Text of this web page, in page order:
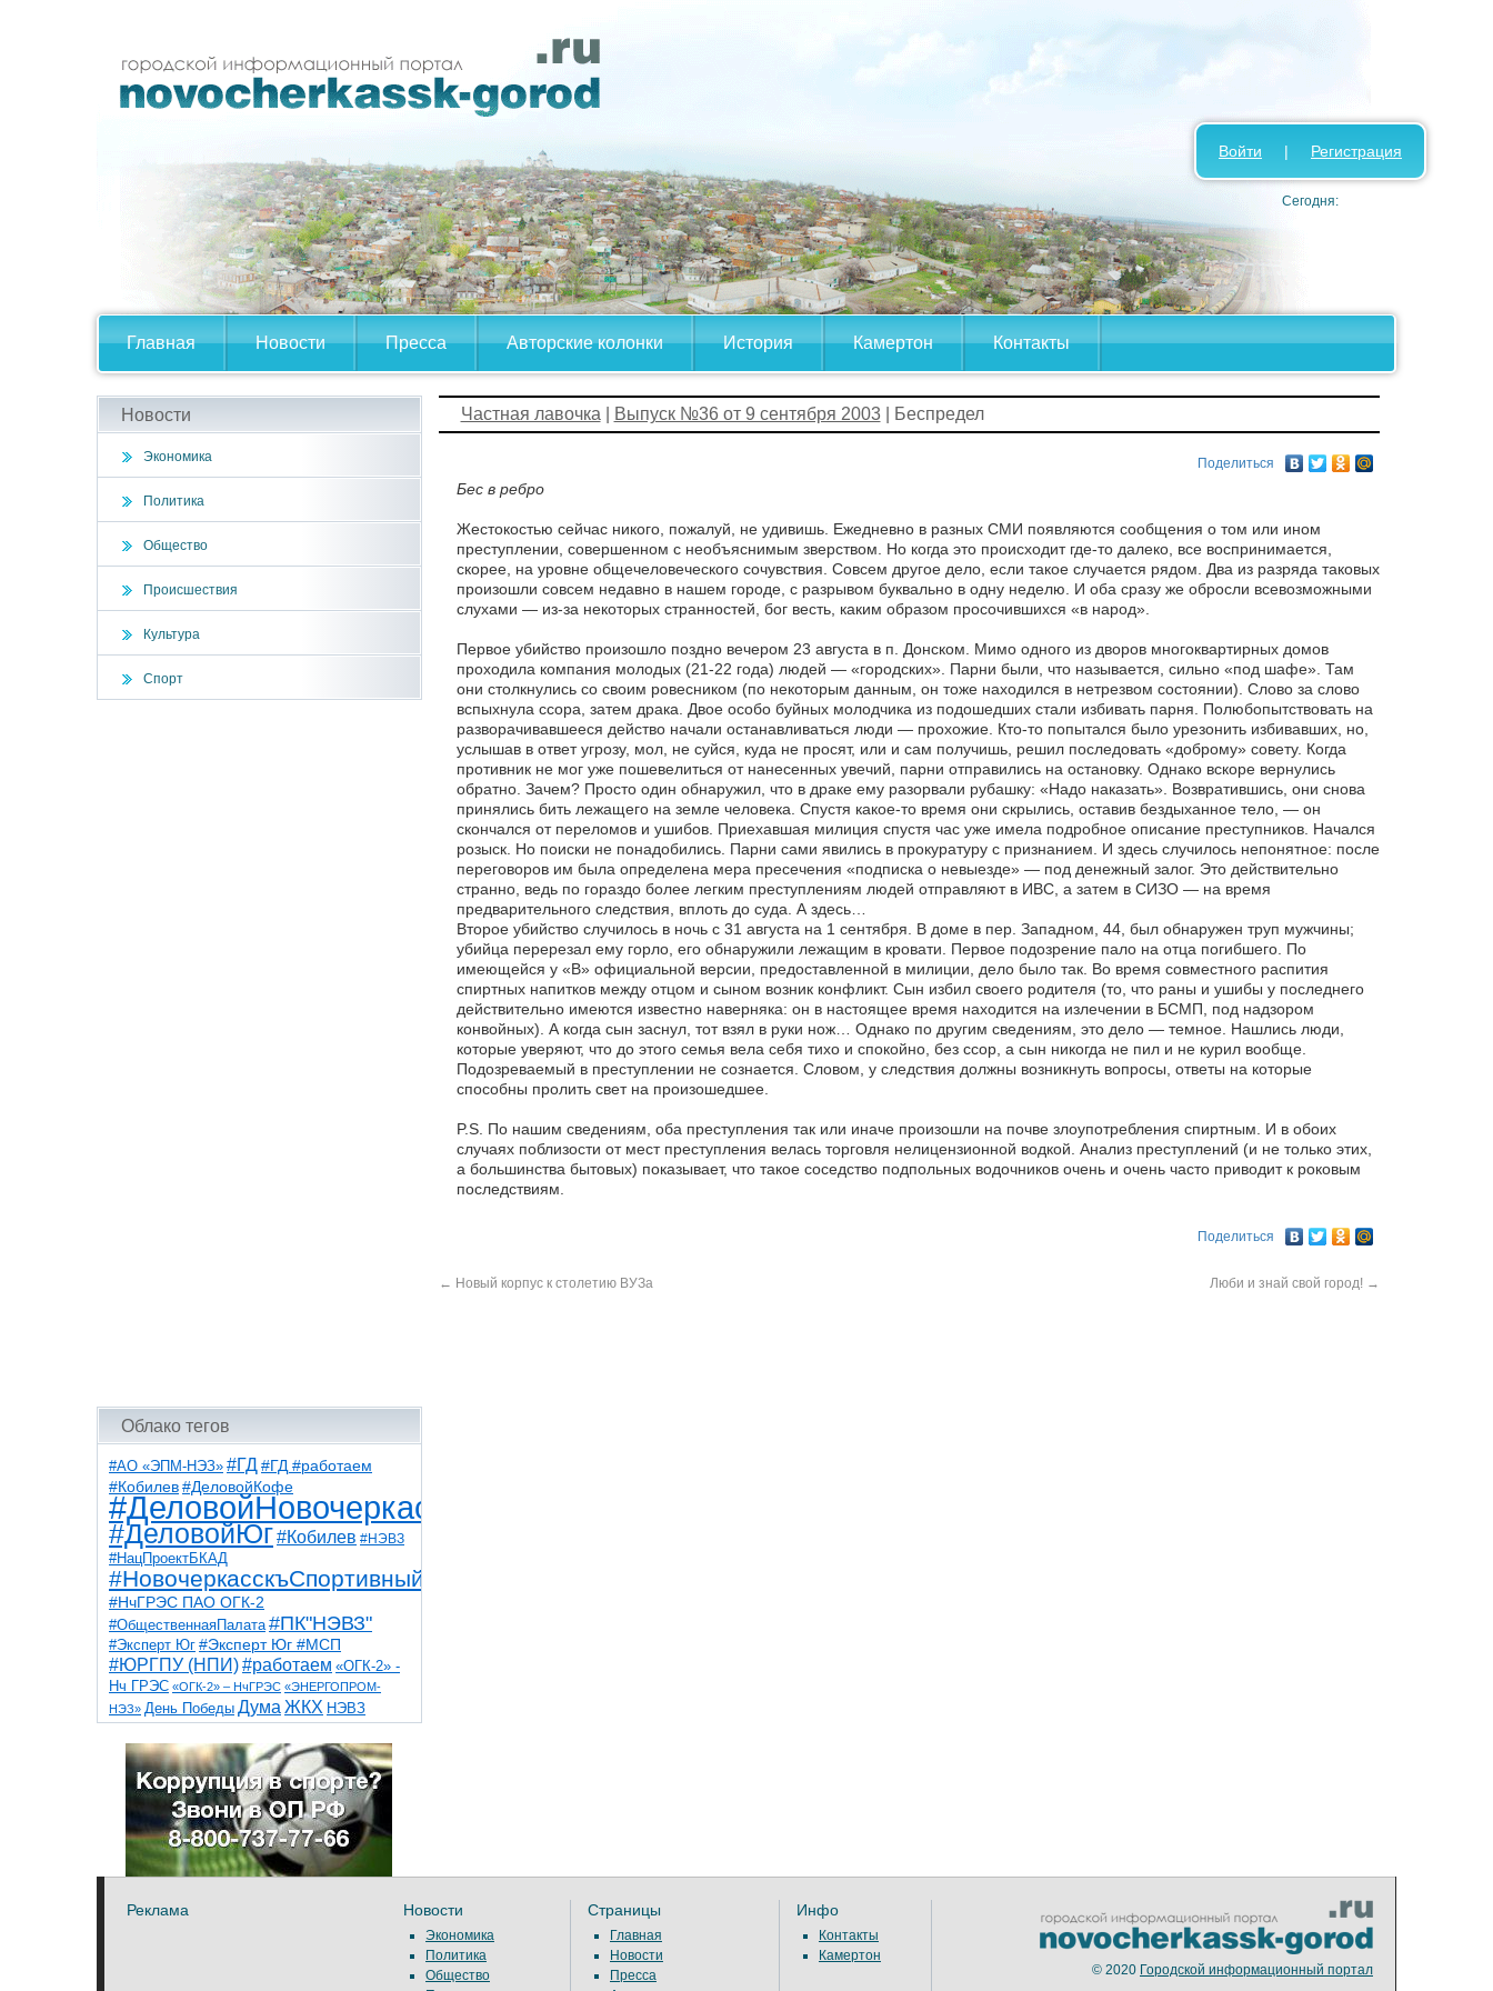
Главная Новости Пресса Авторские колонки История Камертон Контакты
Войти | Регистрация
Сегодня:
Новости
Экономика
Политика
Общество
Происшествия
Культура
Спорт
Облако тегов
#АО «ЭПМ-НЭЗ» #ГД #ГД #работаем
#Кобилев #ДеловойКофе
#ДеловойНовочеркасск
#ДеловойЮг#Кобилев #НЭВЗ
#НацПроектБКАД
#НовочеркасскъСпортивный
#НчГРЭС ПАО ОГК-2
#ОбщественнаяПалата #ПК"НЭВЗ"
#Эксперт Юг #Эксперт Юг #МСП
#ЮРГПУ (НПИ)#работаем «ОГК-2» -
Нч ГРЭС «ОГК-2» – НчГРЭС «ЭНЕРГОПРОМ-
НЭЗ» День Победы Дума ЖКХ НЭВЗ
НчГРЭС ТНТ
благоустройствоветераны выборы
детидороги казаки коррупция космос
общественная палата парк пожар роща
спорт театр транспорт художники
Частная лавочка Выпуск №36 от 9 сентября 2003| Беспредел
Поделиться
Бес в ребро
Жестокостью сейчас никого, пожалуй, не удивишь. Ежедневно в разных СМИ появляются сообщения о том или ином
преступлении, совершенном с необъяснимым зверством. Но когда это происходит где-то далеко, все воспринимается,
скорее, на уровне общечеловеческого сочувствия. Совсем другое дело, если такое случается рядом. Два из разряда таковых
произошли совсем недавно в нашем городе, с разрывом буквально в одну неделю. И оба сразу же обросли всевозможными
слухами — из-за некоторых странностей, бог весть, каким образом просочившихся «в народ».
Первое убийство произошло поздно вечером 23 августа в п. Донском. Мимо одного из дворов многоквартирных домов
проходила компания молодых (21-22 года) людей — «городских». Парни были, что называется, сильно «под шафе». Там
они столкнулись со своим ровесником (по некоторым данным, он тоже находился в нетрезвом состоянии). Слово за слово
вспыхнула ссора, затем драка. Двое особо буйных молодчика из подошедших стали избивать парня. Полюбопытствовать на
разворачивавшееся действо начали останавливаться люди — прохожие. Кто-то попытался было урезонить избивавших, но,
услышав в ответ угрозу, мол, не суйся, куда не просят, или и сам получишь, решил последовать «доброму» совету. Когда
противник не мог уже пошевелиться от нанесенных увечий, парни отправились на остановку. Однако вскоре вернулись
обратно. Зачем? Просто один обнаружил, что в драке ему разорвали рубашку: «Надо наказать». Возвратившись, они снова
принялись бить лежащего на земле человека. Спустя какое-то время они скрылись, оставив бездыханное тело, — он
скончался от переломов и ушибов. Приехавшая милиция спустя час уже имела подробное описание преступников. Начался
розыск. Но поиски не понадобились. Парни сами явились в прокуратуру с признанием. И здесь случилось непонятное: после
переговоров им была определена мера пресечения «подписка о невыезде» — под денежный залог. Это действительно
странно, ведь по гораздо более легким преступлениям людей отправляют в ИВС, а затем в СИЗО — на время
предварительного следствия, вплоть до суда. А здесь…
Второе убийство случилось в ночь с 31 августа на 1 сентября. В доме в пер. Западном, 44, был обнаружен труп мужчины;
убийца перерезал ему горло, его обнаружили лежащим в кровати. Первое подозрение пало на отца погибшего. По
имеющейся у «В» официальной версии, предоставленной в милиции, дело было так. Во время совместного распития
спиртных напитков между отцом и сыном возник конфликт. Сын избил своего родителя (то, что раны и ушибы у последнего
действительно имеются известно наверняка: он в настоящее время находится на излечении в БСМП, под надзором
конвойных). А когда сын заснул, тот взял в руки нож… Однако по другим сведениям, это дело — темное. Нашлись люди,
которые уверяют, что до этого семья вела себя тихо и спокойно, без ссор, а сын никогда не пил и не курил вообще.
Подозреваемый в преступлении не сознается. Словом, у следствия должны возникнуть вопросы, ответы на которые
способны пролить свет на произошедшее.
P.S. По нашим сведениям, оба преступления так или иначе произошли на почве злоупотребления спиртным. И в обоих
случаях поблизости от мест преступления велась торговля нелицензионной водкой. Анализ преступлений (и не только этих,
а большинства бытовых) показывает, что такое соседство подпольных водочников очень и очень часто приводит к роковым
последствиям.
Поделиться
← Новый корпус к столетию ВУЗа Люби и знай свой город! →
Реклама Новости
Экономика
Политика
Общество
Страницы
Главная
Новости
Пресса
Инфо
Контакты
Камертон
© 2020 Городской информационный портал